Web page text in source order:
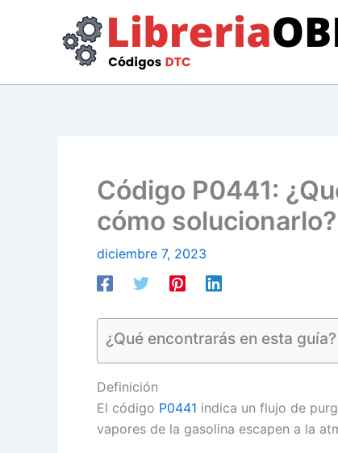
Código P0441:
cómo solucionarlo?
diciembre 7, 2023
¿Qué encontrarás en esta guía?
Definición
El código P0441 indica un flujo de
vapores de la gasolina escapen a la